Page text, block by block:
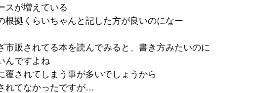
スが増えている
拠くらいちゃんと記した方が良いのになー
市販されてる本を読んでみると、書き方みたいのに
んですよね
されてしまう事が多いでしょうから
れてなかったですが…